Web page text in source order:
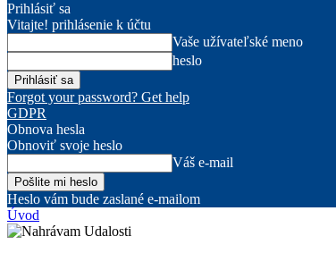
Prihlásiť sa
Vitajte! prihlásenie k účtu
Vaše užívateľské meno
heslo
Forgot your password? Get help
GDPR
Obnova hesla
Obnoviť svoje heslo
Váš e-mail
Heslo vám bude zaslané e-mailom
Úvod